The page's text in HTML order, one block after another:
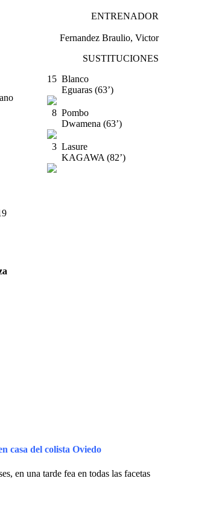
ENTRENADOR
Fernandez Braulio, Victor
SUSTITUCIONES
15 Blanco
Eguaras (63’)
8 Pombo
Dwamena (63’)
3 Lasure
KAGAWA (82’)
casa del colista Oviedo
en una tarde fea en todas las facetas